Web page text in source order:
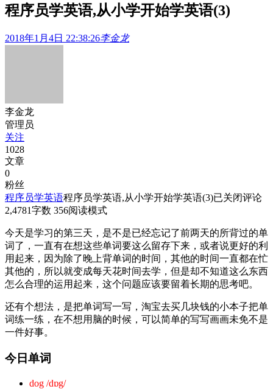
程序员学英语,从小学开始学英语(3)
2018年1月4日 22:38:26李金龙
李金龙
管理员
关注
1028
文章
0
粉丝
程序员学英语程序员学英语,从小学开始学英语(3)已关闭评论
2,4781字数 356阅读模式
今天是学习的第三天，是不是已经忘记了前两天的所背过的单
词了，一直有在想这些单词要这么留存下来，或者说更好的利
用起来，因为除了晚上背单词的时间，其他的时间一直都在忙
其他的，所以就变成每天花时间去学，但是却不知道这么东西
怎么合理的运用起来，这个问题应该要留着长期的思考吧。
还有个想法，是把单词写一写，淘宝去买几块钱的小本子把单
词练一练，在不想用脑的时候，可以简单的写写画画未免不是
一件好事。
今日单词
dog /dɒg/